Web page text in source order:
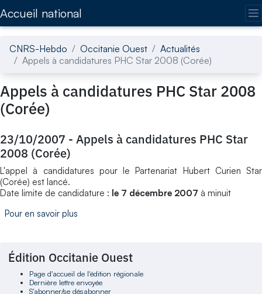
Accueil national
CNRS-Hebdo Occitanie Ouest
Actualités
Appels à candidatures PHC Star 2008 (Corée)
Appels à candidatures PHC Star 2008
(Corée)
23/10/2007 - Appels à candidatures PHC Star
2008 (Corée)
L'appel à candidatures pour le Partenariat Hubert Curien Star
(Corée) est lancé.
Date limite de candidature : le 7 décembre 2007 à minuit
Pour en savoir plus
Édition Occitanie Ouest
Page d'accueil de l'édition régionale
Dernière lettre envoyée
S'abonner/se désabonner